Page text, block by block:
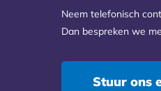
Neem telefonisch
Dan bespreken we
Stuur ons